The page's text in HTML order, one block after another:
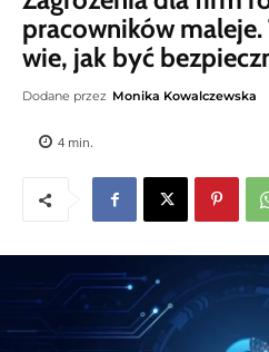
pracowników
wie, jak być
Dodane przez Monika Kowalczewska
4 min.